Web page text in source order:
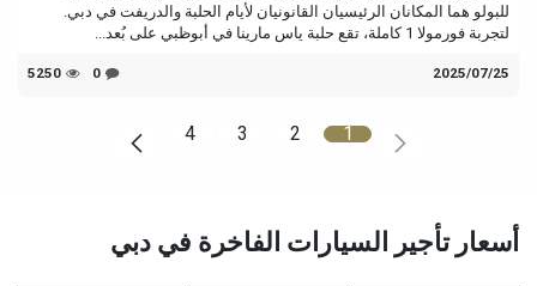
للبولو هما المكانان الرئيسيان القانونيان لأيام الحلبة والدريفت في دبي.
لتجربة فورمولا 1 كاملة، تقع حلبة ياس مارينا في أبوظبي على بُعد...
25‏/07‏/2025
0
5250
1
2
3
4
أسعار تأجير السيارات الفاخرة في دبي